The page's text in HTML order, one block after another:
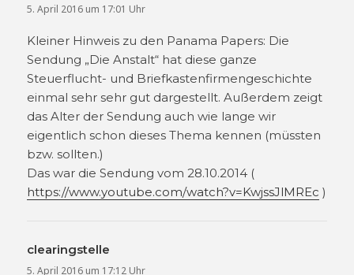
5. April 2016 um 17:01 Uhr
Kleiner Hinweis zu den Panama Papers: Die
Sendung „Die Anstalt“ hat diese ganze
Steuerflucht- und Briefkastenfirmengeschichte
einmal sehr sehr gut dargestellt. Außerdem zeigt
das Alter der Sendung auch wie lange wir
eigentlich schon dieses Thema kennen (müssten
bzw. sollten.)
Das war die Sendung vom 28.10.2014 (
https://www.youtube.com/watch?v=KwjssJlMREc )
clearingstelle
5. April 2016 um 17:12 Uhr